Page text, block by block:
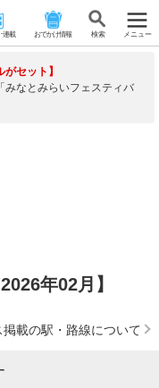
連載 おでかけ情報 検 索 メニュー
セット】
みなとみらいフェスティバ
年02月】
載の駅・路線について